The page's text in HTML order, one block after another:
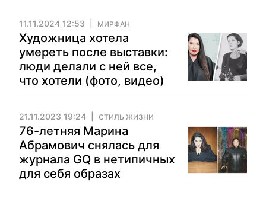
11.11.2024 12:53 МИРФАН
Художница хотела
умереть после выставки:
люди делали с ней все,
что хотели (фото, видео)
21.11.2023 19:24 СТИЛЬ ЖИЗНИ
76-летняя Марина
Абрамович снялась для
журнала GQ в нетипичных
для себя образах